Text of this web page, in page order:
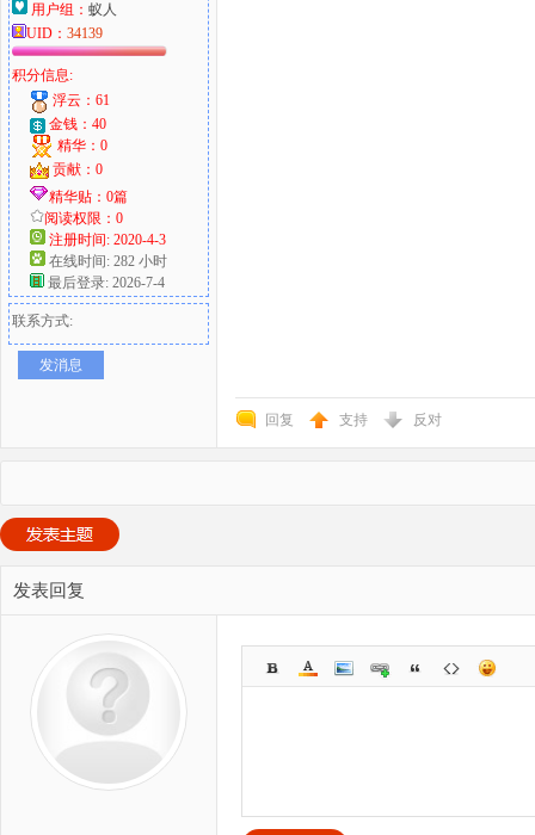
用户组： 蚁人
UID： 34139
积分信息:
浮云：61
金钱：40
精华：0
贡献：0
精华贴：0篇
阅读权限：0
注册时间: 2020-4-3
在线时间: 282 小时
最后登录: 2026-7-4
联系方式:
发消息
回复 支持 反对
发表回复